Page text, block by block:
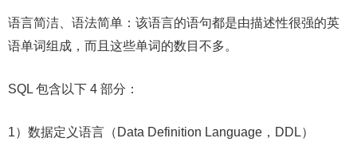
语言简洁、语法简单：该语言的语句都是由描述性很强的英
语单词组成，而且这些单词的数目不多。
SQL 包含以下 4 部分：
1）数据定义语言（Data Definition Language，DDL）